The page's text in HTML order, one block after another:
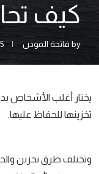
كيف
by فاتحة المودن
يختار أغلب الأشخاص
تخزينها للحفاظ عليها.
وتختلف طرق تخزين